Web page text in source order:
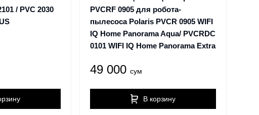
/ PVC 2030
PVCRF 0905 для робота-
пылесоса Polaris PVCR 0905 WIFI
IQ Home Panorama Aqua/ PVCRDC
0101 WIFI IQ Home Panorama Extra
49 000сум
В корзину